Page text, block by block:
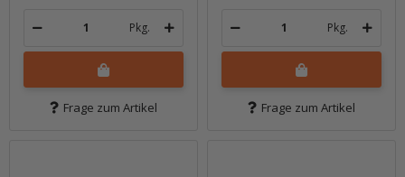
Pkg.
Frage zum Artikel
Pkg.
Frage zum Artikel